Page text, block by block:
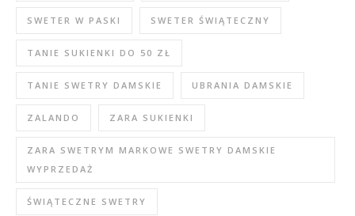
SWETER W PASKI SWETER ŚWIĄTECZNY
TANIE SUKIENKI DO 50 ZŁ
TANIE SWETRY DAMSKIE UBRANIA DAMSKIE
ZALANDO ZARA SUKIENKI
ZARA SWETRYM MARKOWE SWETRY DAMSKIE
WYPRZEDAŻ
ŚWIĄTECZNE SWETRY